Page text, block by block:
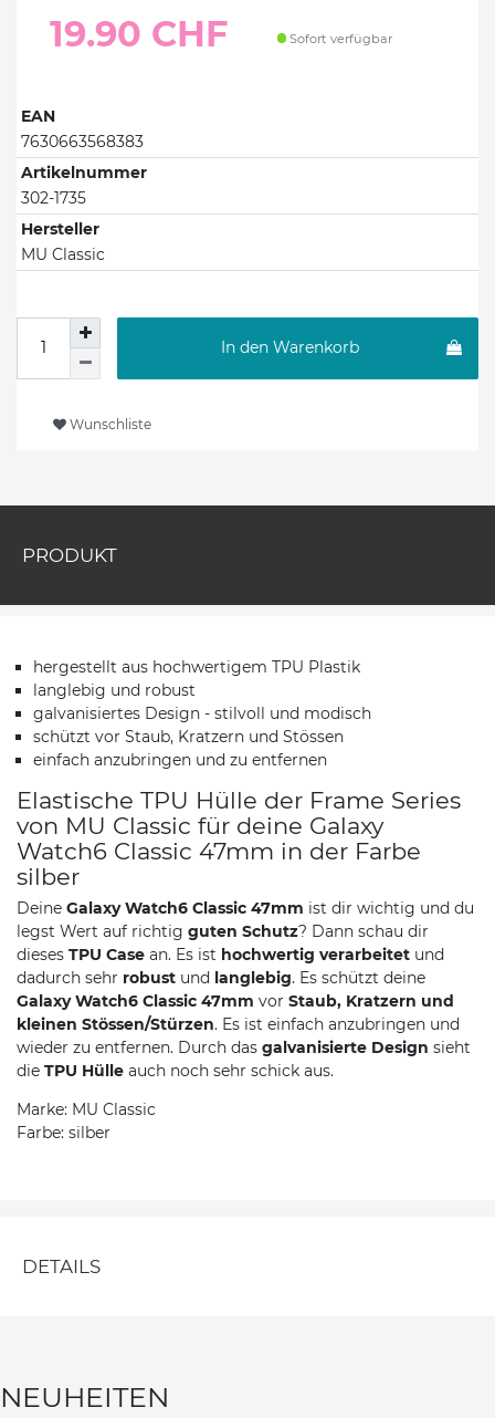
19.90 CHF Sofort verfügbar
EAN
7630663568383
Artikelnummer
302-1735
Hersteller
MU Classic
In den Warenkorb
Wunschliste
PRODUKT
hergestellt aus hochwertigem TPU Plastik
langlebig und robust
galvanisiertes Design - stilvoll und modisch
schützt vor Staub, Kratzern und Stössen
einfach anzubringen und zu entfernen
Elastische TPU Hülle der Frame Series
von MU Classic für deine Galaxy
Watch6 Classic 47mm in der Farbe
silber
Deine Galaxy Watch6 Classic 47mm ist dir wichtig und du
legst Wert auf richtig guten Schutz? Dann schau dir
dieses TPU Case an. Es ist hochwertig verarbeitet und
dadurch sehr robust und langlebig. Es schützt deine
Galaxy Watch6 Classic 47mm vor Staub, Kratzern und
kleinen Stössen/Stürzen. Es ist einfach anzubringen und
wieder zu entfernen. Durch das galvanisierte Design sieht
die TPU Hülle auch noch sehr schick aus.
Marke: MU Classic
Farbe: silber
DETAILS
NEUHEITEN